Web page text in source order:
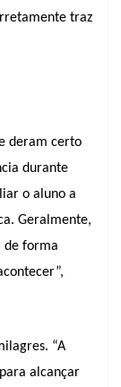
traz
deram certo
durante
o aluno a
Geralmente,
de forma
“A
alcançar